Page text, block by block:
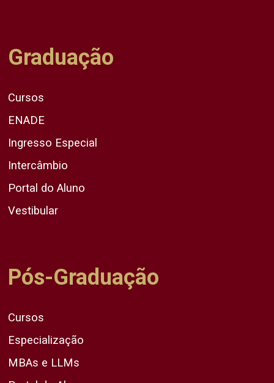
Graduação
Cursos
ENADE
Ingresso Especial
Intercâmbio
Portal do Aluno
Vestibular
Pós-Graduação
Cursos
Especialização
MBAs e LLMs